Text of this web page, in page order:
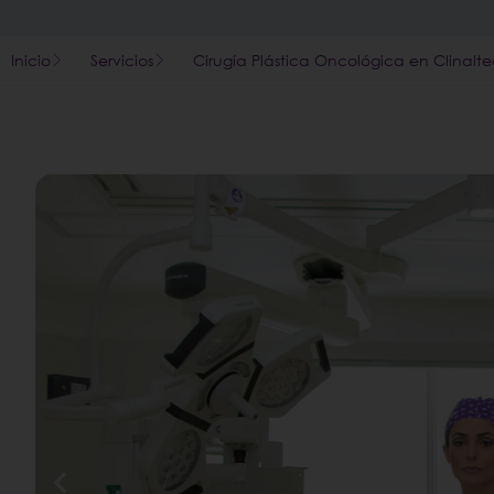
Inicio Servicios Cirugía Plástica Oncológica en